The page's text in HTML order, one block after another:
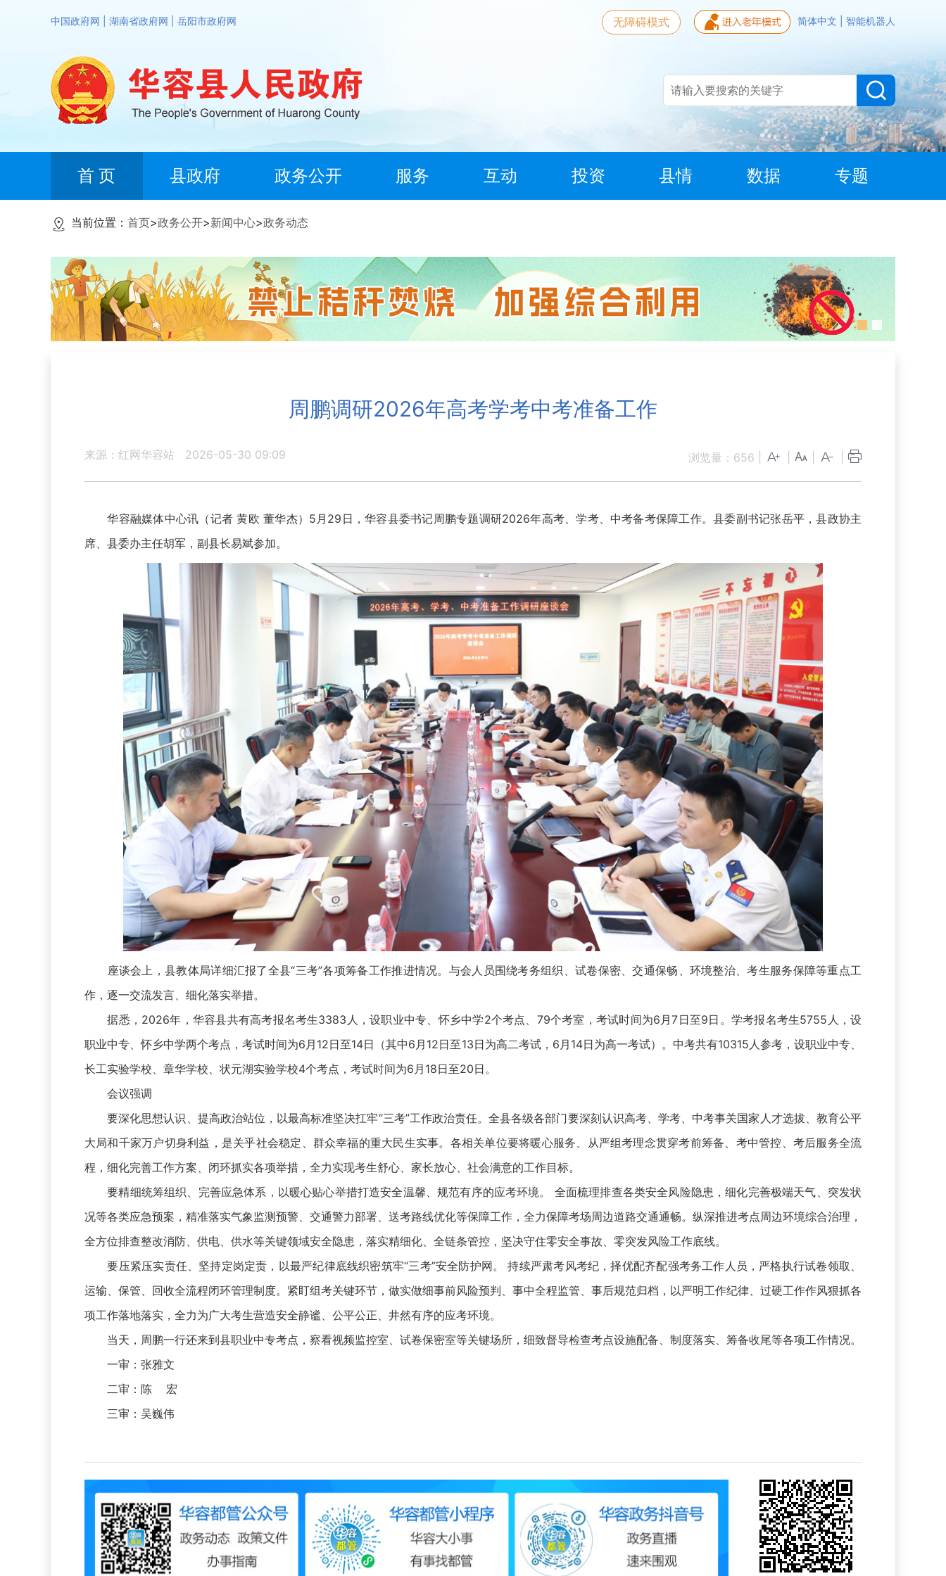
中国政府网 湖南省政府网 岳阳市政府网 简体中文 智能机器人
无障碍模式
首 页 县政府 政务公开 服务 互动 投资 县情 数据 专题
当前位置： 首页>政务公开>新闻中心>政务动态
周鹏调研2026年高考学考中考准备工作
来源：红网华容站 2026-05-30 09:09 浏览量： 656
华容融媒体中心讯（记者 黄欧 董华杰）5月29日，华容县委书记周鹏专题调研2026年高考、学考、中考备考保障工作。县委副书记张岳平，县政协主
席、县委办主任胡军，副县长易斌参加。
座谈会上，县教体局详细汇报了全县“三考”各项筹备工作推进情况。与会人员围绕考务组织、试卷保密、交通保畅、环境整治、考生服务保障等重点工
作，逐一交流发言、细化落实举措。
据悉，2026年，华容县共有高考报名考生3383人，设职业中专、怀乡中学2个考点、79个考室，考试时间为6月7日至9日。学考报名考生5755人，设
职业中专、怀乡中学两个考点，考试时间为6月12日至14日（其中6月12日至13日为高二考试，6月14日为高一考试）。中考共有10315人参考，设职业中专、
长工实验学校、章华学校、状元湖实验学校4个考点，考试时间为6月18日至20日。
会议强调
要深化思想认识、提高政治站位，以最高标准坚决扛牢“三考”工作政治责任。全县各级各部门要深刻认识高考、学考、中考事关国家人才选拔、教育公平
大局和千家万户切身利益，是关乎社会稳定、群众幸福的重大民生实事。各相关单位要将暖心服务、从严组考理念贯穿考前筹备、考中管控、考后服务全流
程，细化完善工作方案、闭环抓实各项举措，全力实现考生舒心、家长放心、社会满意的工作目标。
要精细统筹组织、完善应急体系，以暖心贴心举措打造安全温馨、规范有序的应考环境。 全面梳理排查各类安全风险隐患，细化完善极端天气、突发状
况等各类应急预案，精准落实气象监测预警、交通警力部署、送考路线优化等保障工作，全力保障考场周边道路交通通畅。纵深推进考点周边环境综合治理，
全方位排查整改消防、供电、供水等关键领域安全隐患，落实精细化、全链条管控，坚决守住零安全事故、零突发风险工作底线。
要压紧压实责任、坚持定岗定责，以最严纪律底线织密筑牢“三考”安全防护网。 持续严肃考风考纪，择优配齐配强考务工作人员，严格执行试卷领取、
运输、保管、回收全流程闭环管理制度。紧盯组考关键环节，做实做细事前风险预判、事中全程监管、事后规范归档，以严明工作纪律、过硬工作作风狠抓各
项工作落地落实，全力为广大考生营造安全静谧、公平公正、井然有序的应考环境。
当天，周鹏一行还来到县职业中专考点，察看视频监控室、试卷保密室等关键场所，细致督导检查考点设施配备、制度落实、筹备收尾等各项工作情况。
一审：张雅文
二审：陈 宏
三审：吴巍伟